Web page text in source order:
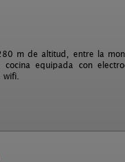
m de altitud, entre la
equipada con